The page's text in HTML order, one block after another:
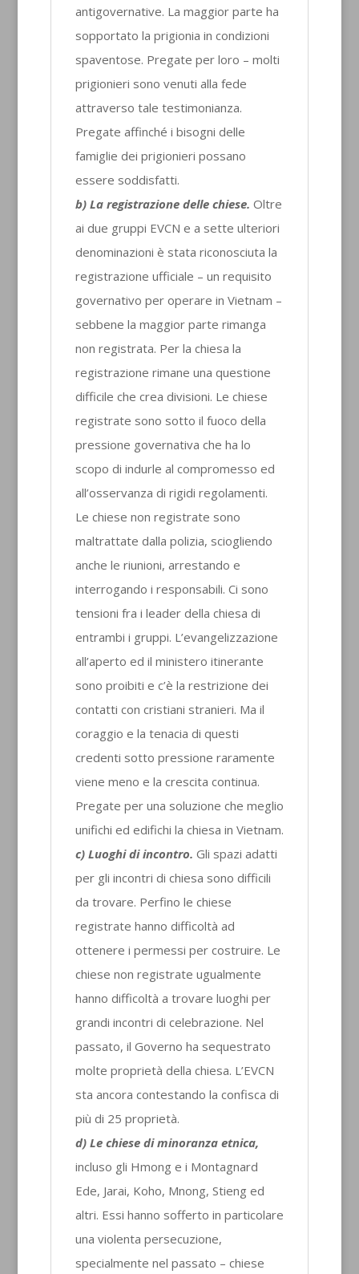
antigovernative. La maggior parte ha
sopportato la prigionia in condizioni
spaventose. Pregate per loro – molti
prigionieri sono venuti alla fede
attraverso tale testimonianza.
Pregate affinché i bisogni delle
famiglie dei prigionieri possano
essere soddisfatti.
b) La registrazione delle chiese. Oltre
ai due gruppi EVCN e a sette ulteriori
denominazioni è stata riconosciuta la
registrazione ufficiale – un requisito
governativo per operare in Vietnam –
sebbene la maggior parte rimanga
non registrata. Per la chiesa la
registrazione rimane una questione
difficile che crea divisioni. Le chiese
registrate sono sotto il fuoco della
pressione governativa che ha lo
scopo di indurle al compromesso ed
all’osservanza di rigidi regolamenti.
Le chiese non registrate sono
maltrattate dalla polizia, sciogliendo
anche le riunioni, arrestando e
interrogando i responsabili. Ci sono
tensioni fra i leader della chiesa di
entrambi i gruppi. L’evangelizzazione
all’aperto ed il ministero itinerante
sono proibiti e c’è la restrizione dei
contatti con cristiani stranieri. Ma il
coraggio e la tenacia di questi
credenti sotto pressione raramente
viene meno e la crescita continua.
Pregate per una soluzione che meglio
unifichi ed edifichi la chiesa in Vietnam.
c) Luoghi di incontro. Gli spazi adatti
per gli incontri di chiesa sono difficili
da trovare. Perfino le chiese
registrate hanno difficoltà ad
ottenere i permessi per costruire. Le
chiese non registrate ugualmente
hanno difficoltà a trovare luoghi per
grandi incontri di celebrazione. Nel
passato, il Governo ha sequestrato
molte proprietà della chiesa. L’EVCN
sta ancora contestando la confisca di
più di 25 proprietà.
d) Le chiese di minoranza etnica,
incluso gli Hmong e i Montagnard
Ede, Jarai, Koho, Mnong, Stieng ed
altri. Essi hanno sofferto in particolare
una violenta persecuzione,
specialmente nel passato – chiese